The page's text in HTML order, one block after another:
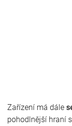
Zařízení má dále
pohodlnější hraní